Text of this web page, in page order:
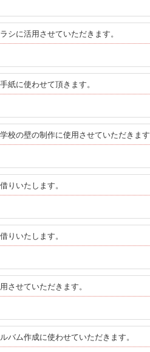
シに活用させていただきます。
紙に使わせて頂きます。
校の壁の制作に使用させていただきます
りいたします。
りいたします。
させていただきます。
バム作成に使わせていただきます。